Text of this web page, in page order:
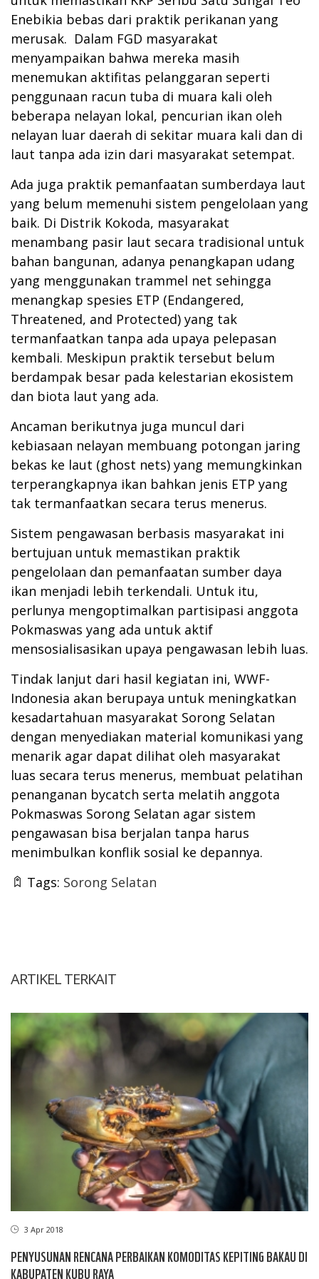
Enebikia bebas dari praktik perikanan yang
merusak. Dalam FGD masyarakat
menyampaikan bahwa mereka masih
menemukan aktifitas pelanggaran seperti
penggunaan racun tuba di muara kali oleh
beberapa nelayan lokal, pencurian ikan oleh
nelayan luar daerah di sekitar muara kali dan di
laut tanpa ada izin dari masyarakat setempat.
Ada juga praktik pemanfaatan sumberdaya laut
yang belum memenuhi sistem pengelolaan yang
baik. Di Distrik Kokoda, masyarakat
menambang pasir laut secara tradisional untuk
bahan bangunan, adanya penangkapan udang
yang menggunakan trammel net sehingga
menangkap spesies ETP (Endangered,
Threatened, and Protected) yang tak
termanfaatkan tanpa ada upaya pelepasan
kembali. Meskipun praktik tersebut belum
berdampak besar pada kelestarian ekosistem
dan biota laut yang ada.
Ancaman berikutnya juga muncul dari
kebiasaan nelayan membuang potongan jaring
bekas ke laut (ghost nets) yang memungkinkan
terperangkapnya ikan bahkan jenis ETP yang
tak termanfaatkan secara terus menerus.
Sistem pengawasan berbasis masyarakat ini
bertujuan untuk memastikan praktik
pengelolaan dan pemanfaatan sumber daya
ikan menjadi lebih terkendali. Untuk itu,
perlunya mengoptimalkan partisipasi anggota
Pokmaswas yang ada untuk aktif
mensosialisasikan upaya pengawasan lebih luas.
Tindak lanjut dari hasil kegiatan ini, WWF-
Indonesia akan berupaya untuk meningkatkan
kesadartahuan masyarakat Sorong Selatan
dengan menyediakan material komunikasi yang
menarik agar dapat dilihat oleh masyarakat
luas secara terus menerus, membuat pelatihan
penanganan bycatch serta melatih anggota
Pokmaswas Sorong Selatan agar sistem
pengawasan bisa berjalan tanpa harus
menimbulkan konflik sosial ke depannya.
Tags: Sorong Selatan
ARTIKEL TERKAIT
3 Apr 2018
PENYUSUNAN RENCANA PERBAIKAN KOMODITAS KEPITING BAKAU DI
KABUPATEN KUBU RAYA